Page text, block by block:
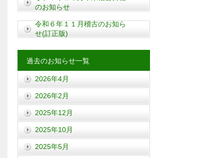
のお知らせ
令和６年１１月稽古のお知ら
せ(訂正版)
過去のお知らせ一覧
2026年4月
2026年2月
2025年12月
2025年10月
2025年5月